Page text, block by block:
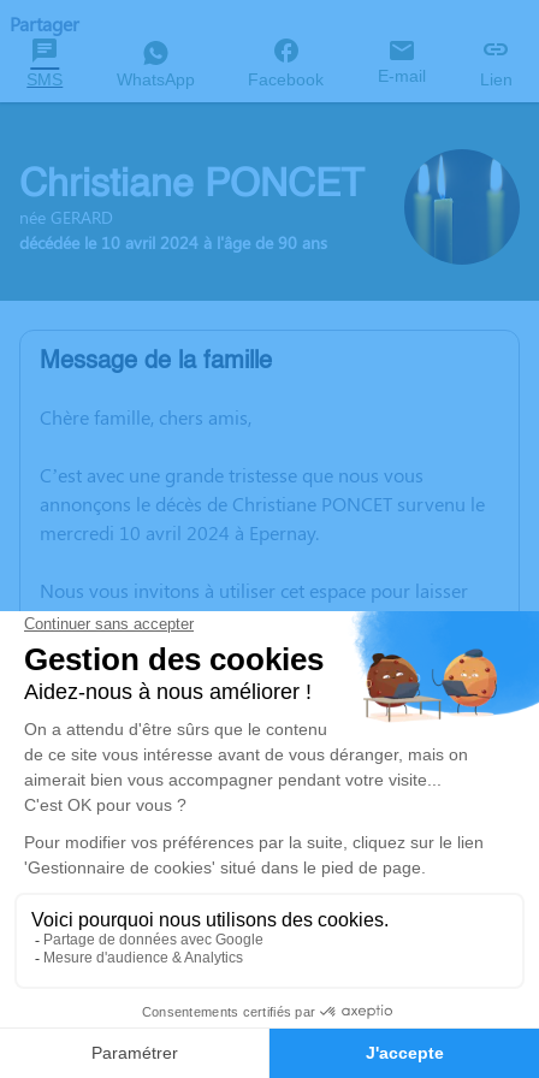
Faire-part Hommages
Partager
SMS WhatsApp Facebook E-mail Lien
Christiane PONCET
née GERARD
décédée le 10 avril 2024 à l'âge de 90 ans
Message de la famille
Chère famille, chers amis,
C’est avec une grande tristesse que nous vous
annonçons le décès de Christiane PONCET survenu le
mercredi 10 avril 2024 à Epernay.
Nous vous invitons à utiliser cet espace pour laisser
vos condoléances, partager des photos souvenirs, une
anecdote ou exprimer vos pensées à travers des
poèmes ou des textes. Cet endroit est un lieu
d'expression dédié à honorer la mémoire de Christiane
PONCET.
Un service de plantation d’arbre hommage est
disponible ici
Cérémonie religieuse
Église Saint Pierre Saint Paul de Épernay
15 rue Magenta